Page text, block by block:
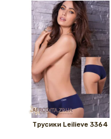
Трусики Leilieve 3364